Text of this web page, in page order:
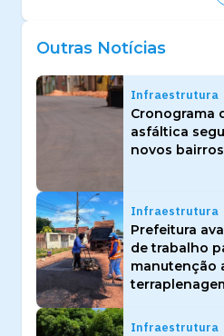
Outras Notícias
Infraestrutura
Cronograma
asfáltica
novos bairros
Infraestrutura
Prefeitura
de trabalho
manutenção
Infraestrutura